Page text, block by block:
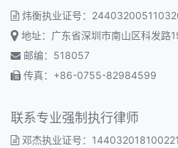
炜衡执业证号：
地址：广东省深圳市南山区科发路
邮编：518057
传真：+86-0755-82984599
联系专业强制执行律师
邓杰执业证号：